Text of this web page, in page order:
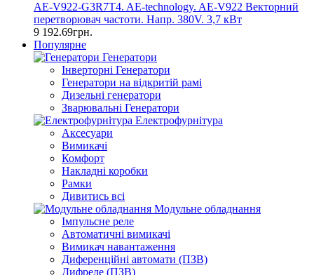
AE-V922-G3R7T4. AE-technology. AE-V922 Векторний
перетворювач частоти. Напр. 380V. 3,7 кВт
9 192.69грн.
Популярне
Генератори
Інверторні Генератори
Генератори на відкритій рамі
Дизельні генератори
Зварювальні Генератори
Електрофурнітура
Аксесуари
Вимикачі
Комфорт
Накладні коробки
Рамки
Дивитись всі
Модульне обладнання
Імпульсне реле
Автоматичні вимикачі
Вимикач навантаження
Диференційні автомати (ПЗВ)
Дифреле (ПЗВ)